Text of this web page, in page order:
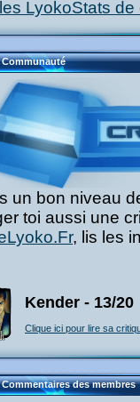
LyokoStats
Communauté
un bon niveau
toi aussi une
, lis les
Kender - 13/20
Clique ici pour lire sa
Commentaires des membres